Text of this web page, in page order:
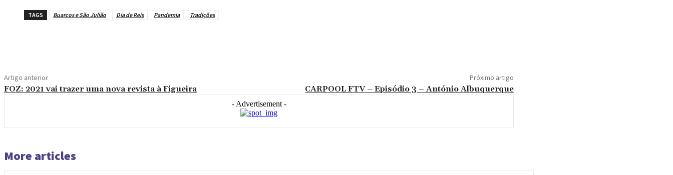
TAGS Buarcos e São Julião Dia de Reis Pandemia Tradições
Artigo anterior
FOZ: 2021 vai trazer uma nova revista à Figueira
Próximo artigo
CARPOOL FTV – Episódio 3 – António Albuquerque
- Advertisement -
More articles